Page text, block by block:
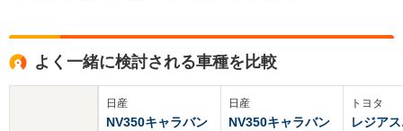
よく一緒に検討される車種を比較
日産
NV350キャラバン
日産
NV350キャラバン
トヨタ
レジア